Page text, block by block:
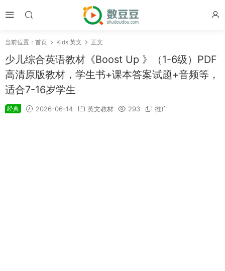
当前位置： 首页 Kids 英文 正文
少儿综合英语教材《Boost Up 》（1-6级）PDF
高清原版教材，学生书+课本答案试题+音频等，
适合7-16岁学生
经典 2026-06-14 英文教材 293 推广